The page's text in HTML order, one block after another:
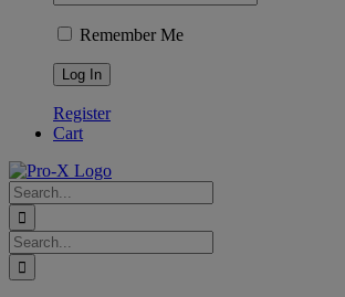
Remember Me
Register
Cart
Search
for:
Search
for: